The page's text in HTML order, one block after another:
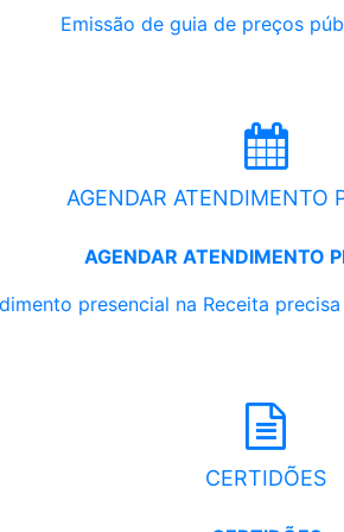
Emissão de guia de preços
AGENDAR ATENDIMENTO
AGENDAR ATENDIMENTO
presencial na Receita
CERTIDÕES